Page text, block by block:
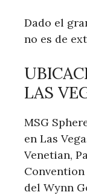
Dado el
no es de
LAS
MSG
en Las
Venetian,
del Wynn